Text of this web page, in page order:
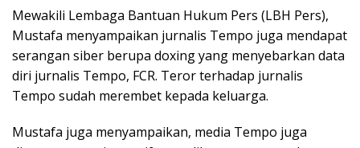
Mewakili Lembaga Bantuan Hukum Pers (LBH Pers),
Mustafa menyampaikan jurnalis Tempo juga mendapat
serangan siber berupa doxing yang menyebarkan data
diri jurnalis Tempo, FCR. Teror terhadap jurnalis
Tempo sudah merembet kepada keluarga.
Mustafa juga menyampaikan, media Tempo juga